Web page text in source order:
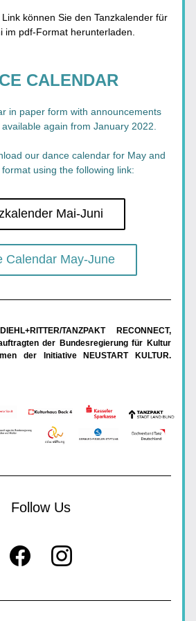
können Sie den Tanzkalender für
im pdf-Format herunterladen.
CALENDAR
in paper form with announcements
again from January 2022.
our dance calendar for May and
using the following link:
Mai-Juni
Calendar May-June
TANZPAKT RECONNECT,
der Bundesregierung für Kultur
der Initiative NEUSTART KULTUR.
Follow Us